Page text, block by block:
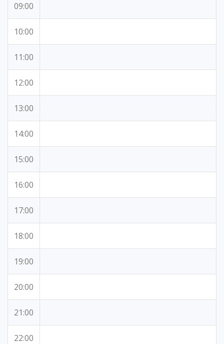
09:00
10:00
11:00
12:00
13:00
14:00
15:00
16:00
17:00
18:00
19:00
20:00
21:00
22:00